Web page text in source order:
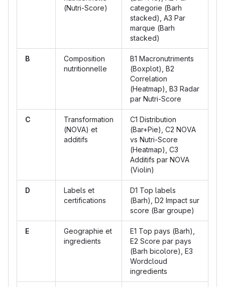
(Nutri-Score)
categorie (Barh
stacked), A3 Par
marque (Barh
stacked)
B
Composition
nutritionnelle
B1 Macronutriments
(Boxplot), B2
Correlation
(Heatmap), B3 Radar
par Nutri-Score
C
Transformation
(NOVA) et
additifs
C1 Distribution
(Bar+Pie), C2 NOVA
vs Nutri-Score
(Heatmap), C3
Additifs par NOVA
(Violin)
D
Labels et
certifications
D1 Top labels
(Barh), D2 Impact sur
score (Bar groupe)
E
Geographie et
ingredients
E1 Top pays (Barh),
E2 Score par pays
(Barh bicolore), E3
Wordcloud
ingredients